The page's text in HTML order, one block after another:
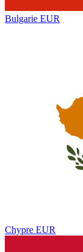
Bulgarie EUR
Chypre EUR